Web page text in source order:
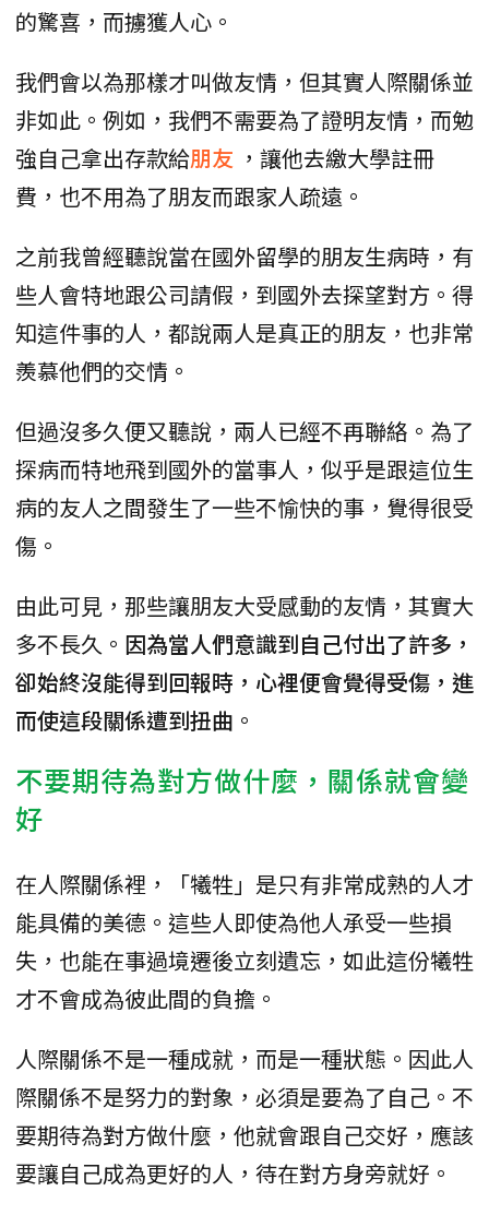
的驚喜，而擄獲人心。
我們會以為那樣才叫做友情，但其實人際關係並
非如此。例如，我們不需要為了證明友情，而勉
強自己拿出存款給朋友 ，讓他去繳大學註冊
費，也不用為了朋友而跟家人疏遠。
之前我曾經聽說當在國外留學的朋友生病時，有
些人會特地跟公司請假，到國外去探望對方。得
知這件事的人，都說兩人是真正的朋友，也非常
羨慕他們的交情。
但過沒多久便又聽說，兩人已經不再聯絡。為了
探病而特地飛到國外的當事人，似乎是跟這位生
病的友人之間發生了一些不愉快的事，覺得很受
傷。
由此可見，那些讓朋友大受感動的友情，其實大
多不長久。 因為當人們意識到自己付出了許多，
卻始終沒能得到回報時，心裡便會覺得受傷，進
而使這段關係遭到扭曲 。
不要期待為對方做什麼，關係就會變
好
在人際關係裡，「犧牲」是只有非常成熟的人才
能具備的美德。這些人即使為他人承受一些損
失，也能在事過境遷後立刻遺忘，如此這份犧牲
才不會成為彼此間的負擔。
人際關係不是一種成就，而是一種狀態。因此人
際關係不是努力的對象，必須是要為了自己。不
要期待為對方做什麼，他就會跟自己交好，應該
要讓自己成為更好的人，待在對方身旁就好。